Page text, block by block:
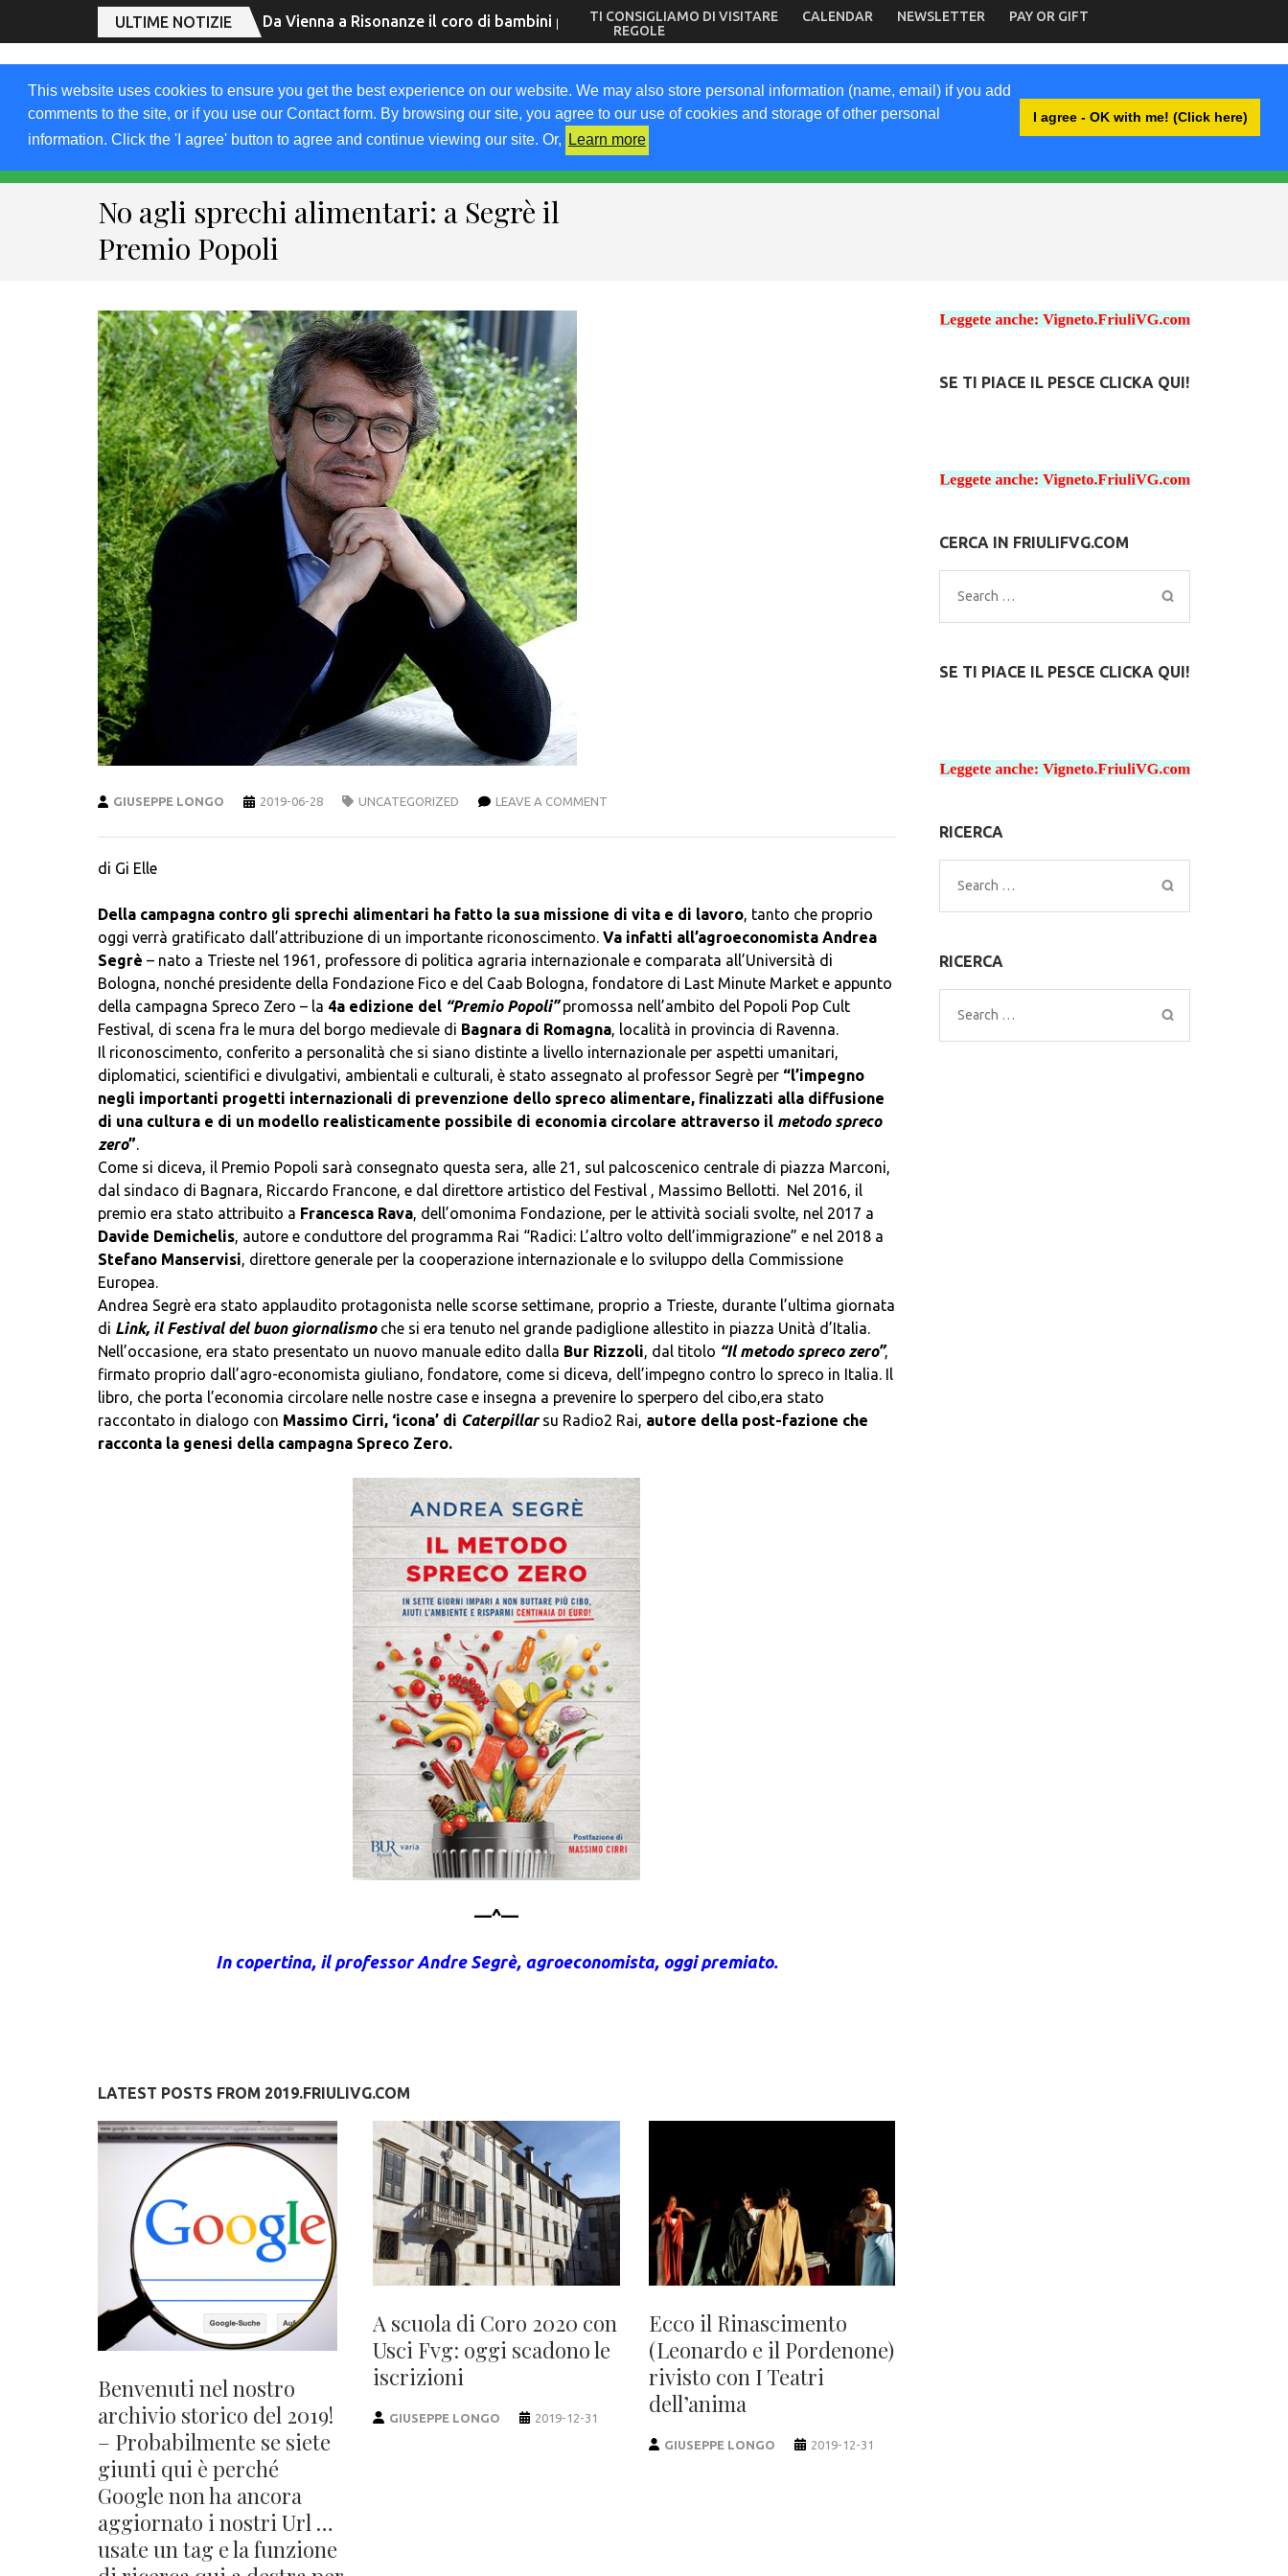
This website uses cookies to ensure you get the best experience on our website. We may also store personal information (name, email) if you add
comments to the site, or if you use our Contact form. By browsing our site, you agree to our use of cookies and storage of other personal
information. Click the 'I agree' button to agree and continue viewing our site. Or,
Learn more
I agree - OK with me! (Click here)
ULTIME NOTIZIE Da Vienna a Risonanze il coro di bambini più famoso al mondo
TI CONSIGLIAMO DI VISITARE CALENDAR NEWSLETTER
PAY OR GIFT
REGOLE
2019.FRIULIVG.COM
Archivio Articoli del 2019 FriuliVG.com by Giuseppe Longo
LAVORA CON NOI KM0
No agli sprechi alimentari: a Segrè il
Premio Popoli
GIUSEPPE LONGO 2019-06-28 UNCATEGORIZED LEAVE A COMMENT
di Gi Elle
Della campagna contro gli sprechi alimentari ha fatto la sua missione di vita e di lavoro, tanto che proprio
oggi verrà gratificato dall’attribuzione di un importante riconoscimento. Va infatti all’agroeconomista Andrea
Segrè – nato a Trieste nel 1961, professore di politica agraria internazionale e comparata all’Università di
Bologna, nonché presidente della Fondazione Fico e del Caab Bologna, fondatore di Last Minute Market e appunto
della campagna Spreco Zero – la 4a edizione del “Premio Popoli”promossa nell’ambito del Popoli Pop Cult
Festival, di scena fra le mura del borgo medievale di Bagnara di Romagna, località in provincia di Ravenna.
Il riconoscimento, conferito a personalità che si siano distinte a livello internazionale per aspetti umanitari,
diplomatici, scientifici e divulgativi, ambientali e culturali, è stato assegnato al professor Segrè per “l’impegno
negli importanti progetti internazionali di prevenzione dello spreco alimentare, finalizzati alla diffusione
di una cultura e di un modello realisticamente possibile di economia circolare attraverso il metodo spreco
zero”.
Come si diceva, il Premio Popoli sarà consegnato questa sera, alle 21, sul palcoscenico centrale di piazza Marconi,
dal sindaco di Bagnara, Riccardo Francone, e dal direttore artistico del Festival , Massimo Bellotti. Nel 2016, il
premio era stato attribuito a Francesca Rava, dell’omonima Fondazione, per le attività sociali svolte, nel 2017 a
Davide Demichelis, autore e conduttore del programma Rai “Radici: L’altro volto dell’immigrazione” e nel 2018 a
Stefano Manservisi, direttore generale per la cooperazione internazionale e lo sviluppo della Commissione
Europea.
Andrea Segrè era stato applaudito protagonista nelle scorse settimane, proprio a Trieste, durante l’ultima giornata
di Link, il Festival del buon giornalismo che si era tenuto nel grande padiglione allestito in piazza Unità d’Italia.
Nell’occasione, era stato presentato un nuovo manuale edito dalla Bur Rizzoli, dal titolo “Il metodo spreco zero”,
firmato proprio dall’agro-economista giuliano, fondatore, come si diceva, dell’impegno contro lo spreco in Italia. Il
libro, che porta l’economia circolare nelle nostre case e insegna a prevenire lo sperpero del cibo,era stato
raccontato in dialogo con Massimo Cirri, ‘icona’ di Caterpillarsu Radio2 Rai, autore della post-fazione che
racconta la genesi della campagna Spreco Zero.
—^—
In copertina, il professor Andre Segrè, agroeconomista, oggi premiato.
LATEST POSTS FROM 2019.FRIULIVG.COM
Benvenuti nel nostro
archivio storico del 2019!
– Probabilmente se siete
giunti qui è perché
Google non ha ancora
aggiornato i nostri Url …
usate un tag e la funzione
A scuola di Coro 2020 con
Usci Fvg: oggi scadono le
iscrizioni
GIUSEPPE LONGO 2019-12-31
Ecco il Rinascimento
(Leonardo e il Pordenone)
rivisto con I Teatri
dell’anima
GIUSEPPE LONGO 2019-12-31
SE TI PIACE IL PESCE CLICKA QUI!
CERCA IN FRIULIFVG.COM
Search
for:
SE TI PIACE IL PESCE CLICKA QUI!
RICERCA
Search
for:
RICERCA
Search
for: